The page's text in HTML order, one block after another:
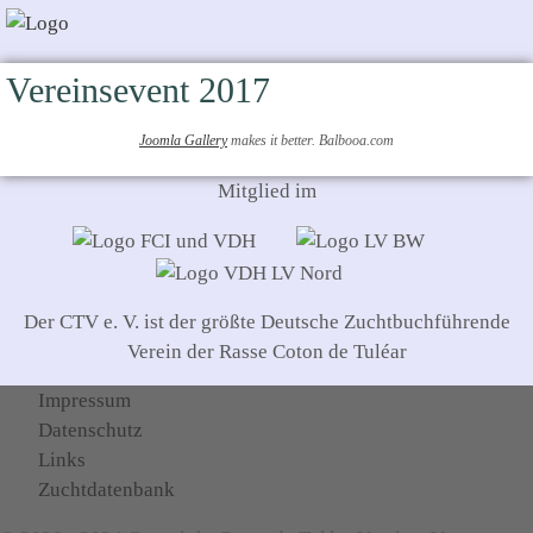
Vereinsevent 2017
Joomla Gallerymakes it better. Balbooa.com
Mitglied im
Der CTV e. V. ist der größte Deutsche Zuchtbuchführende
Verein der Rasse Coton de Tuléar
Impressum
Datenschutz
Links
Zuchtdatenbank